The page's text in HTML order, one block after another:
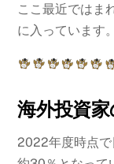
ここ最近ではま
に入っています。
海外投資
2022年度時点で